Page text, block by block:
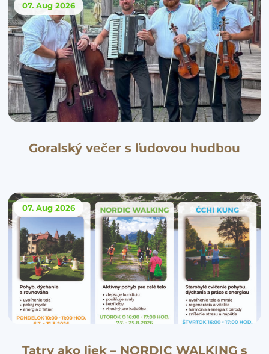
07. Aug 2026
Goralský večer s ľudovou hudbou
07. Aug 2026
Tatry ako liek – NORDIC WALKING s